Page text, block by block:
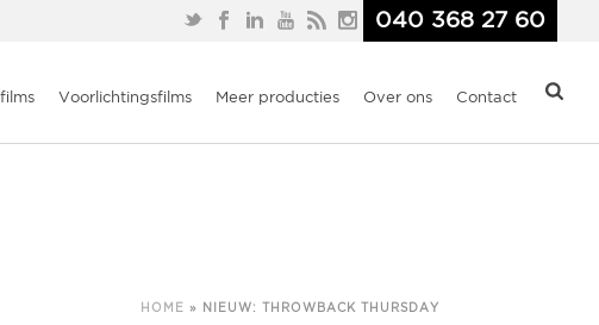
040 368 27 60
Voorlichtingsfilms Meer producties Over ons Contact
HOME » NIEUW: THROWBACK THURSDAY